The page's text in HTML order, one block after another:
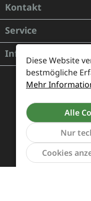
Kontakt
Service
Informationen
Diese Website
bestmögliche
Mehr
Alle
Nur
Cookies